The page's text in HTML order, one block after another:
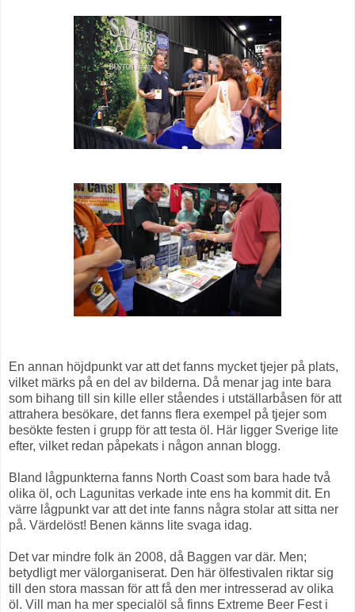
En annan höjdpunkt var att det fanns mycket tjejer på plats,
vilket märks på en del av bilderna. Då menar jag inte bara
som bihang till sin kille eller ståendes i utställarbåsen för att
attrahera besökare, det fanns flera exempel på tjejer som
besökte festen i grupp för att testa öl. Här ligger Sverige lite
efter, vilket redan påpekats i någon annan blogg.
Bland lågpunkterna fanns North Coast som bara hade två
olika öl, och Lagunitas verkade inte ens ha kommit dit. En
värre lågpunkt var att det inte fanns några stolar att sitta ner
på. Värdelöst! Benen känns lite svaga idag.
Det var mindre folk än 2008, då Baggen var där. Men;
betydligt mer välorganiserat. Den här ölfestivalen riktar sig
till den stora massan för att få den mer intresserad av olika
öl. Vill man ha mer specialöl så finns Extreme Beer Fest i